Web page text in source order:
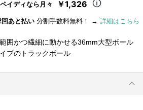
ペイディなら月々 ￥1,326
回あと払い 分割手数料無料！ → 詳細はこちら
囲かつ繊細に動かせる36mm大型ボール
プのトラックボール